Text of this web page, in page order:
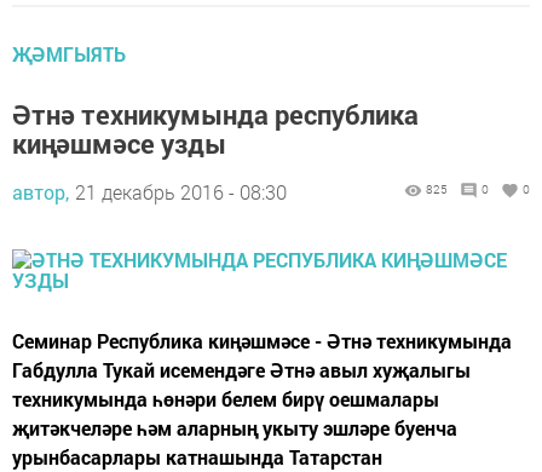
ҖӘМГЫЯТЬ
Әтнә техникумында республика
киңәшмәсе узды
автор, 21 декабрь 2016 - 08:30 825 0 0
Семинар Республика киңәшмәсе - Әтнә техникумында
Габдулла Тукай исемендәге Әтнә авыл хуҗалыгы
техникумында һөнәри белем бирү оешмалары
җитәкчеләре һәм аларның укыту эшләре буенча
урынбасарлары катнашында Татарстан